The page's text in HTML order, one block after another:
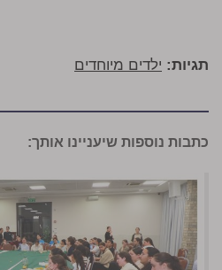
תגיות: ילדים מיוחדים
כתבות נוספות שיעניינו אותך: